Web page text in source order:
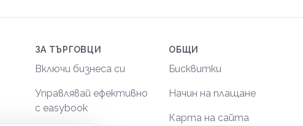
ЗА ТЪРГОВЦИ
Включи бизнеса си
Управлявай ефективно
с easybook
ОБЩИ
Бисквитки
Начин на плащане
Карта на сайта